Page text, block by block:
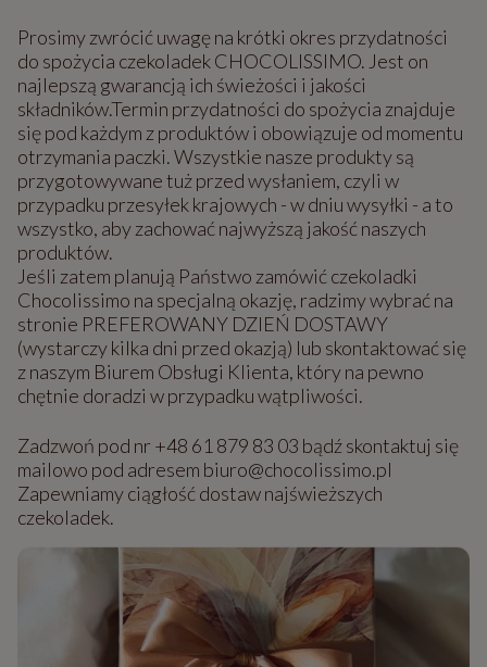
Prosimy zwrócić uwagę na krótki okres przydatności
do spożycia czekoladek CHOCOLISSIMO. Jest on
najlepszą gwarancją ich świeżości i jakości
składników.Termin przydatności do spożycia znajduje
się pod każdym z produktów i obowiązuje od momentu
otrzymania paczki. Wszystkie nasze produkty są
przygotowywane tuż przed wysłaniem, czyli w
przypadku przesyłek krajowych - w dniu wysyłki - a to
wszystko, aby zachować najwyższą jakość naszych
produktów.
Jeśli zatem planują Państwo zamówić czekoladki
Chocolissimo na specjalną okazję, radzimy wybrać na
stronie PREFEROWANY DZIEŃ DOSTAWY
(wystarczy kilka dni przed okazją) lub skontaktować się
z naszym Biurem Obsługi Klienta, który na pewno
chętnie doradzi w przypadku wątpliwości.
Zadzwoń pod nr +48 61 879 83 03 bądź skontaktuj się
mailowo pod adresem biuro@chocolissimo.pl
Zapewniamy ciągłość dostaw najświeższych
czekoladek.